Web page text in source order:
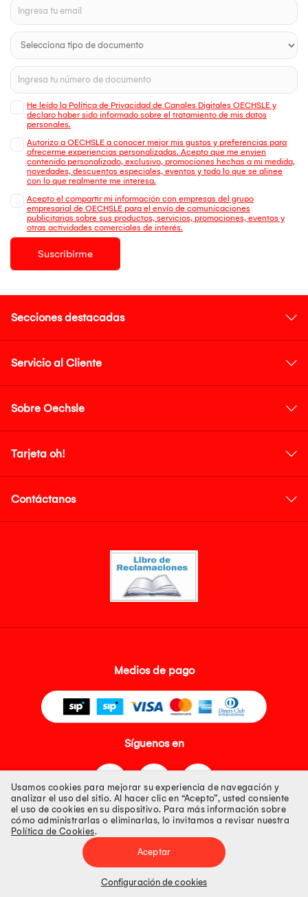
He leído la Política de Privacidad de Canales Digitales OECHSLE y
declaro haber sido informado sobre el tratamiento de mis datos
personales.
Autorizo a OECHSLE a conocer mejor mis gustos y preferencias para
ofrecerme experiencias personalizadas. Acepto que me envien
contenido personalizado, exclusivo, promociones hechas a mi medida,
novedades, descuentos especiales, eventos y todo lo que se alinee
con lo que realmente me interesa.
Acepto el compartir mi información con empresas del grupo
empresarial de OECHSLE para el envío de comunicaciones
publicitarias sobre sus productos, servicios, promociones, eventos y
otras actividades comerciales de interés.
Suscribirme
Secciones destacadas
Servicio al Cliente
Sobre Oechsle
Tarjeta oh!
Contáctanos
Medios de pago
Síguenos en
Tienda 100% Segura
Tiendas Peruanas S.A. R.U.C. Nº 20493020618. Todos los derechos
Precios disponibles solo en www.oechsle.pe. Precios online publicados
Usamos cookies para mejorar su experiencia de navegación y
analizar el uso del sitio. Al hacer clic en “Acepto”, usted consiente
el uso de cookies en su dispositivo. Para más información sobre
cómo administrarlas o eliminarlas, lo invitamos a revisar nuestra
Política de Cookies.
Aceptar
Configuración de cookies